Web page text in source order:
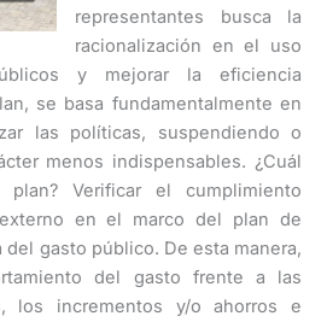
representantes busca la
racionalización en el uso
y mejorar la eficiencia
se basa fundamentalmente en
las políticas, suspendiendo o
menos indispensables. ¿Cuál
Verificar el cumplimiento
en el marco del plan de
gasto público. De esta manera,
del gasto frente a las
los incrementos y/o ahorros e